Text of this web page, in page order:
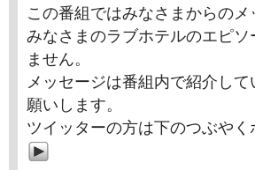
この番組ではみなさまからの
みなさまのラブホテルのエピ
ません。
メッセージは番組内で紹介し
願いします。
ツイッターの方は下のつぶや